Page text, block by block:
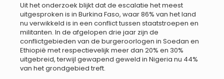
Uit het onderzoek blijkt dat de escalatie het meest
uitgesproken is in Burkina Faso, waar 86% van het land
nu verwikkeld is in een conflict tussen staatstroepen en
militanten. In de afgelopen drie jaar zijn de
conflictgebieden van de burgeroorlogen in Soedan en
Ethiopië met respectievelijk meer dan 20% en 30%
uitgebreid, terwijl gewapend geweld in Nigeria nu 44%
van het grondgebied treft.